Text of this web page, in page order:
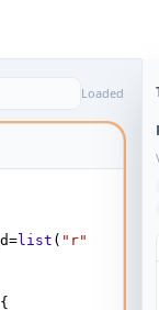
Loaded
d=list ( "r"